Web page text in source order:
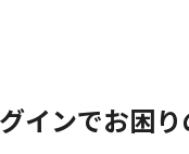
インでお困り